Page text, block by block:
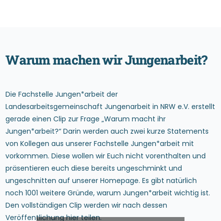
WarummachenwirJungenarbeit?
Die Fachstelle Jungen*arbeit der
Landesarbeitsgemeinschaft Jungenarbeit in NRW e.V. erstellt
gerade einen Clip zur Frage „Warum macht ihr
Jungen*arbeit?“ Darin werden auch zwei kurze Statements
von Kollegen aus unserer Fachstelle Jungen*arbeit mit
vorkommen. Diese wollen wir Euch nicht vorenthalten und
präsentieren euch diese bereits ungeschminkt und
ungeschnitten auf unserer Homepage. Es gibt natürlich
noch 1001 weitere Gründe, warum Jungen*arbeit wichtig ist.
Den vollständigen Clip werden wir nach dessen
Veröffentlichung hier teilen.